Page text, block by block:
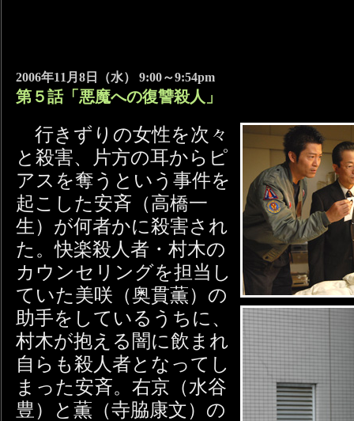
2006年11月8日（水） 9:00～9:54pm
第５話「悪魔への復讐殺人」
行きずりの女性を次々
と殺害、片方の耳からピ
アスを奪うという事件を
起こした安斉（高橋一
生）が何者かに殺害され
た。快楽殺人者・村木の
カウンセリングを担当し
ていた美咲（奥貫薫）の
助手をしているうちに、
村木が抱える闇に飲まれ
自らも殺人者となってし
まった安斉。右京（水谷
豊）と薫（寺脇康文）の